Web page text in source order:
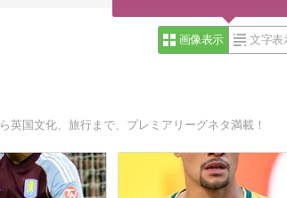
画像表示 文字表
国文化、旅行まで、プレミアリーグネタ満載！